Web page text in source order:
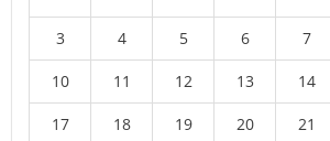
3 4 5 6 7
10 11 12 13 14
17 18 19 20 21